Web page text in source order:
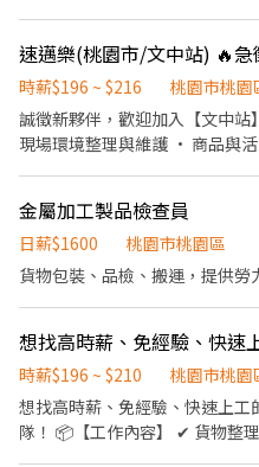
經驗可 有經驗者優先、能獨立作業者加分 * 配合
範 |福利| * 勞健保、三節禮金、團保、年終獎金、生日禮金、工作
獎金、涼水 * 團隊氣氛好 |工作地點| 桃園地區為主，公司有公務車
有興趣請私訊或電話詳談 聯絡
時薪$196 ~ $216
桃園市桃園
誠徵新夥伴，歡迎加入【文中
現場環境整理與維護 • 商品與
0700-1500 *2人 中班：1500-
0900-1700 / 0900-1300 / 1000-
夜班：2300-0700*1人 **大夜班
金屬加工製品檢查員
日薪$1600
桃園市桃園區
貨物包裝、品檢、搬運，提供
時薪$196 ~ $210
桃園市桃園
想找高時薪、免經驗、快速上工
隊！ 📦【工作內容】 ✔ 貨物整